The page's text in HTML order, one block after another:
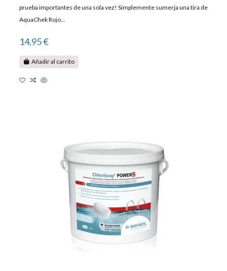
prueba importantes de una sola vez! Simplemente sumerja una tira de
AquaChek Rojo...
14,95 €
Añadir al carrito